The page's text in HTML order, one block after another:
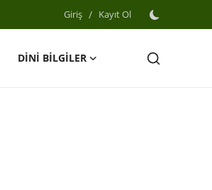
Giriş / Kayıt Ol
DİNİ BİLGİLER